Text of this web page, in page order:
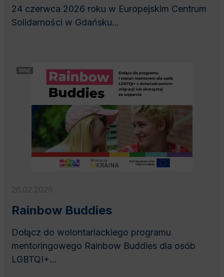
24 czerwca 2026 roku w Europejskim Centrum
Solidarności w Gdańsku...
INNE
Rainbow Buddies
Dołącz do wolontariackiego programu
mentoringowego Rainbow Buddies dla osób
LGBTQI+...